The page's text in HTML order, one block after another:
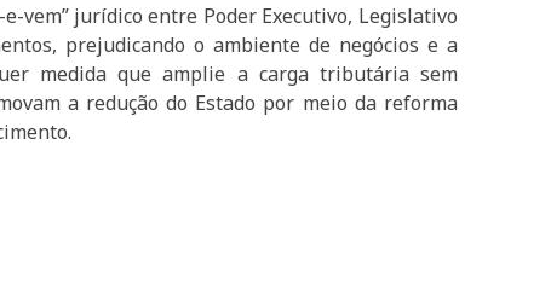
vem” jurídico entre Poder Executivo, Legislativo
prejudicando o ambiente de negócios e a
medida que amplie a carga tributária sem
a redução do Estado por meio da reforma